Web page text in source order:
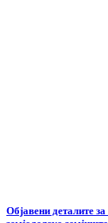
Објавени деталите